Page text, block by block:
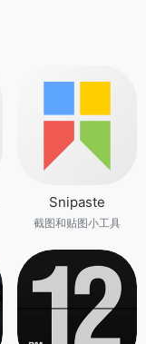
Snipaste
截图和贴图小工具